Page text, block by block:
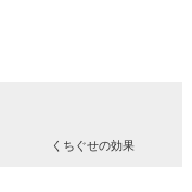
くちぐせの効果